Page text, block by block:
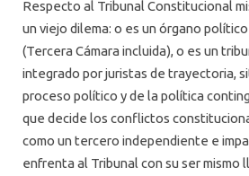
Respecto al Tribunal Constitucional
un viejo dilema: o es un órgano
(Tercera Cámara incluida), o es un
integrado por juristas de trayectoria,
proceso político y de la política
que decide los conflictos
como un tercero independiente e
enfrenta al Tribunal con su ser mismo